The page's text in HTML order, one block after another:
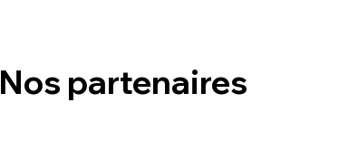
Nos partenaires